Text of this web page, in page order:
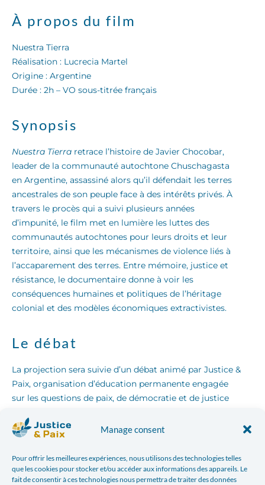
Manage consent
Pour offrir les meilleures expériences, nous utilisons des technologies telles
que les cookies pour stocker et/ou accéder aux informations des appareils. Le
fait de consentir à ces technologies nous permettra de traiter des données
À propos du film
Nuestra Tierra
Réalisation : Lucrecia Martel
Origine : Argentine
Durée : 2h – VO sous-titrée français
Synopsis
Nuestra Tierra retrace l’histoire de Javier Chocobar,
leader de la communauté autochtone Chuschagasta
en Argentine, assassiné alors qu’il défendait les terres
ancestrales de son peuple face à des intérêts privés. À
travers le procès qui a suivi plusieurs années
d’impunité, le film met en lumière les luttes des
communautés autochtones pour leurs droits et leur
territoire, ainsi que les mécanismes de violence liés à
l’accaparement des terres. Entre mémoire, justice et
résistance, le documentaire donne à voir les
conséquences humaines et politiques de l’héritage
colonial et des modèles économiques extractivistes.
Le débat
La projection sera suivie d’un débat animé par Justice &
Paix, organisation d’éducation permanente engagée
sur les questions de paix, de démocratie et de justice
Peuples Autochtones (DOCIP–ULB)
Incari Tituana– MINDALAES-Europe